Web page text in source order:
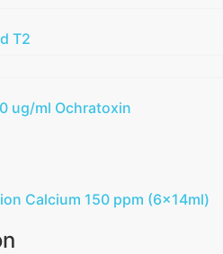
T2
ug/ml Ochratoxin
Calcium 150 ppm (6x14ml)